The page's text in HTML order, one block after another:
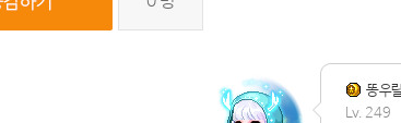
똥우
Lv. 249